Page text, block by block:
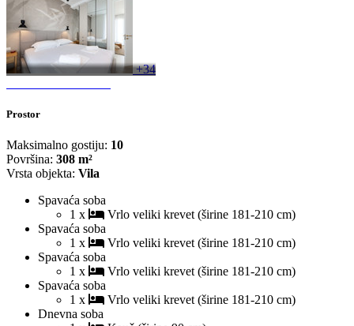
+34
Prostor
Maksimalno gostiju: 10
Površina: 308 m²
Vrsta objekta: Vila
Spavaća soba
1 x
Vrlo veliki krevet (širine 181-210 cm)
Spavaća soba
1 x
Vrlo veliki krevet (širine 181-210 cm)
Spavaća soba
1 x
Vrlo veliki krevet (širine 181-210 cm)
Spavaća soba
1 x
Vrlo veliki krevet (širine 181-210 cm)
Dnevna soba